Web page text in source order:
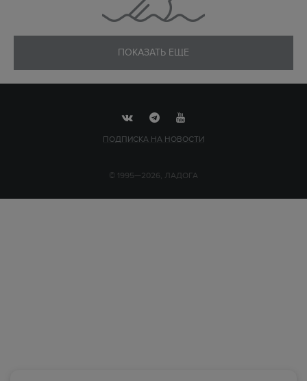
ПОКАЗАТЬ ЕЩЕ
ПОДПИСКА НА НОВОСТИ
© 1995—2026, ЛАДОГА